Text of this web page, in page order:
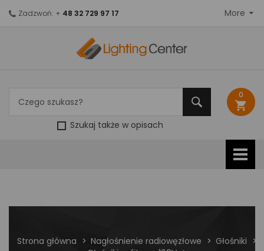
Szukaj także w opisach
0
shopping_cart
Zadzwoń: + 48 32 729 97 17 More
Strona główna Nagłośnienie radiowęzłowe
Głośniki